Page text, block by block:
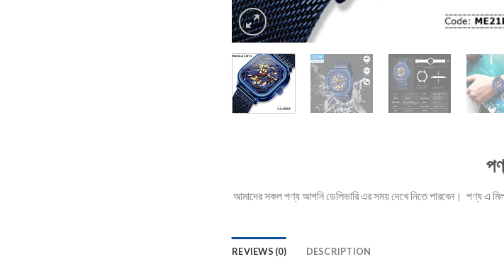
আমাদের সকল পণ্য আপনি ডেলিভারি এর সময় দেখে নিতে পারবেন। পণ্য এ মিল
REVIEWS (0) DESCRIPTION